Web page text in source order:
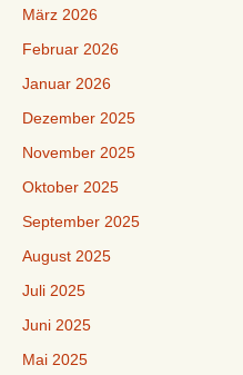
März 2026
Februar 2026
Januar 2026
Dezember 2025
November 2025
Oktober 2025
September 2025
August 2025
Juli 2025
Juni 2025
Mai 2025